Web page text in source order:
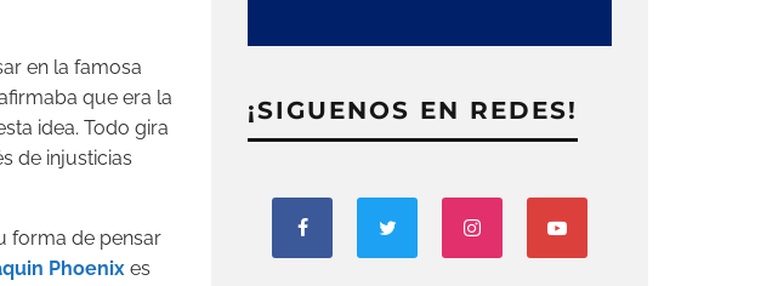
en la famosa
que era la
idea. Todo gira
de injusticias
forma de pensar
Phoenix es
¡SIGUENOS EN REDES!